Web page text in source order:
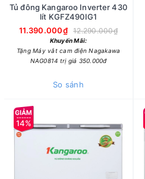
Tủ đông Kangaroo Inverter 430
lít KGFZ490IG1
11.390.000₫
12.290.000₫
Khuyến Mãi:
Tặng Máy vắt cam điện Nagakawa
NAG0814 trị giá 350.000đ
So sánh
14%